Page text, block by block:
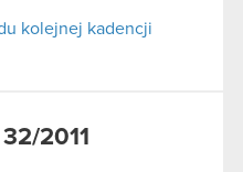
kolejnej kadencji
2011